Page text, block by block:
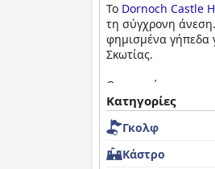
Το Dornoch Castle
τη σύγχρονη
φημισμένα γήπεδα
Σκωτίας.
Οι επισκέπτες
του προσωπικού
ύπνο. Ορισμένα
θόρυβο. Η
Οι επιλογές
Κατηγορίες
Γκολφ
Κάστρο